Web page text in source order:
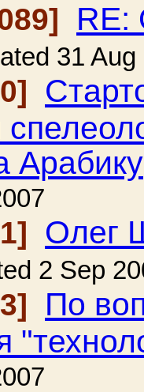
RE:
31 Aug
Арабику
Олег
2 Sep
По